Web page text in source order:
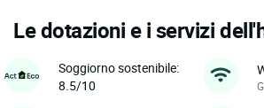
Le dotazioni e i servizi
Soggiorno sostenibile:
8.5/10